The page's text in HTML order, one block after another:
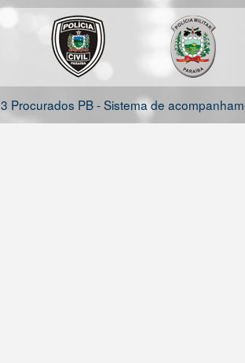
Procurados PB - Sistema de